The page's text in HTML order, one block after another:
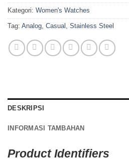
Kategori: Women's Watches
Tag: Analog Casual Stainless Steel
DESKRIPSI
INFORMASI TAMBAHAN
Product Identifiers